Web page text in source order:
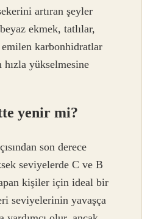
artıran şeyler
ekmek, tatlılar,
emilen karbonhidratlar
yükselmesine
yenir mi?
son derece
seviyelerde C ve B
kişiler için ideal bir
seviyelerinin yavaşça